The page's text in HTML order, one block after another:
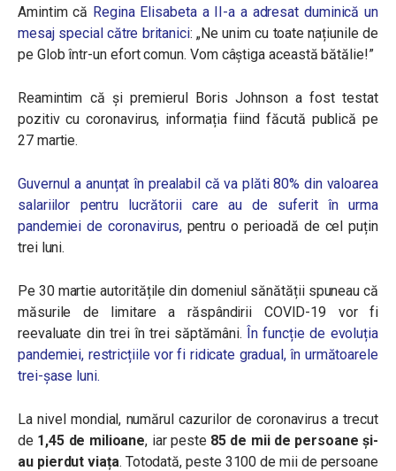
Amintim că Regina Elisabeta a II-a a adresat duminică un
mesaj special către britanici: „Ne unim cu toate națiunile de
pe Glob într-un efort comun. Vom câștiga această bătălie!”
Reamintim că și premierul Boris Johnson a fost testat
pozitiv cu coronavirus, informația fiind făcută publică pe
27 martie.
Guvernul a anunțat în prealabil că va plăti 80% din valoarea
salariilor pentru lucrătorii care au de suferit în urma
pandemiei de coronavirus, pentru o perioadă de cel puțin
trei luni.
Pe 30 martie autoritățile din domeniul sănătății spuneau că
măsurile de limitare a răspândirii COVID-19 vor fi
reevaluate din trei în trei săptămâni. În funcție de evoluția
pandemiei, restricțiile vor fi ridicate gradual, în următoarele
trei-șase luni.
La nivel mondial, numărul cazurilor de coronavirus a trecut
de 1,45 de milioane, iar peste 85 de mii de persoane și-
au pierdut viața. Totodată, peste 3100 de mii de persoane